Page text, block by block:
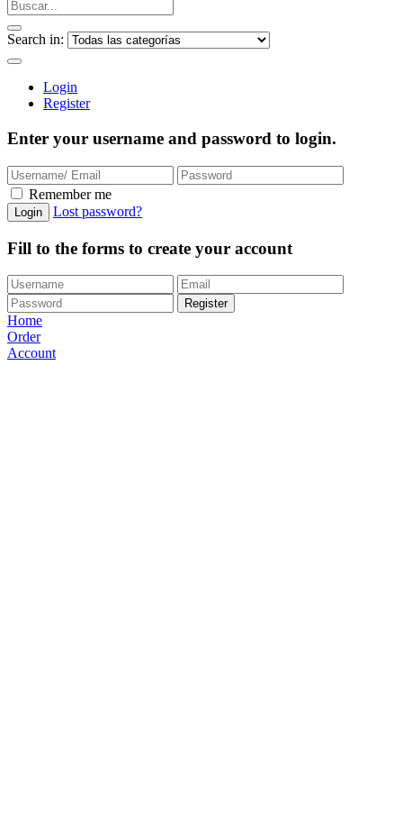
Search in:
Login
Register
Enter your username and password to login.
Remember me
Login Lost password?
Fill to the forms to create your account
Register
Home
Order
Account